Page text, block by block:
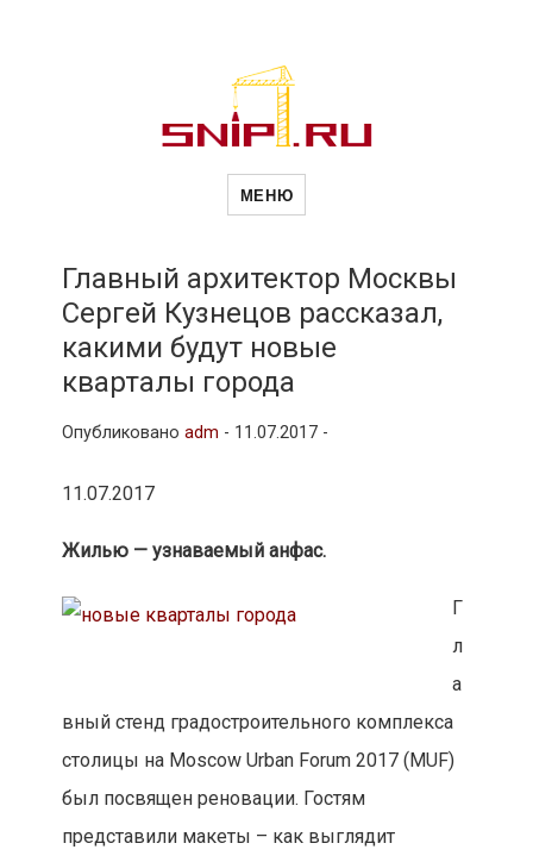
Новости
и
другие связанные со стройкой
рубрики
МЕНЮ
Главный архитектор Москвы
Сергей Кузнецов рассказал,
какими будут новые
кварталы города
Опубликовано adm - 11.07.2017 -
11.07.2017
Жилью — узнаваемый анфас.
Г
л
а
вный стенд градостроительного комплекса
столицы на Moscow Urban Forum 2017 (MUF)
был посвящен реновации. Гостям
представили макеты – как выглядит